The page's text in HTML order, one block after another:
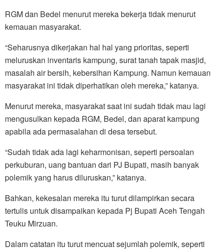
RGM dan Bedel menurut mereka bekerja tidak menurut
kemauan masyarakat.
“Seharusnya dikerjakan hal hal yang prioritas, seperti
meluruskan inventaris kampung, surat tanah tapak masjid,
masalah air bersih, kebersihan Kampung. Namun kemauan
masyarakat ini tidak diperhatikan oleh mereka,” katanya.
Menurut mereka, masyarakat saat ini sudah tidak mau lagi
mengusulkan kepada RGM, Bedel, dan aparat kampung
apabila ada permasalahan di desa tersebut.
“Sudah tidak ada lagi keharmonisan, seperti persoalan
perkuburan, uang bantuan dari PJ Bupati, masih banyak
polemik yang harus diluruskan,” katanya.
Bahkan, kekesalan mereka itu turut dilampirkan secara
tertulis untuk disampaikan kepada Pj Bupati Aceh Tengah
Teuku Mirzuan.
Dalam catatan itu turut mencuat sejumlah polemik, seperti